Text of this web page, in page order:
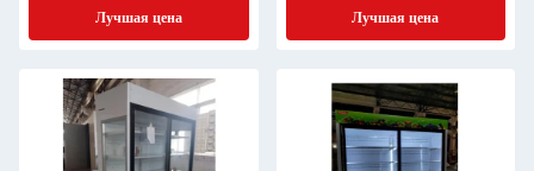
Лучшая цена Лучшая цена